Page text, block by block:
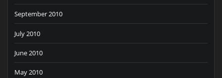
September 2010
July 2010
June 2010
May 2010